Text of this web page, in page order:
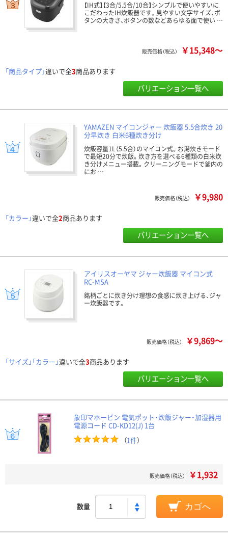
【IH式】【3合/5.5合/10合】シンプルで使いやすいに
こだわったIH炊飯器です。見やすい文字サイズ、ボ
タンの大きさ、ボタンの数などあらゆる面で使い …
販売価格（税込） ￥15,348～
「商品タイプ」違いで全3商品あります
バリエーション一覧へ
YAMAZEN マイコンジャー 炊飯器 5.5合炊き 20
分早炊き 白米6種炊き分け
炊飯容量1L（5.5合）のマイコン式。お湯炊きモード
で最短20分で炊飯。炊き方を選べる6種類の白米炊
き分けメニュー搭載。クリーニングモードで釜内の
にお …
販売価格（税込） ￥9,980
「カラー」違いで全2商品あります
バリエーション一覧へ
アイリスオーヤマ ジャー炊飯器 マイコン式
RC-MSA
銘柄ごとに炊き分け理想の食感に炊き上げる、ジャ
ー炊飯器です。
販売価格（税込） ￥9,869～
「サイズ」「カラー」違いで全3商品あります
バリエーション一覧へ
象印マホービン 電気ポット・炊飯ジャー・加湿器用
電源コード CD-KD12(J) 1台
（1件）
販売価格（税込） ￥1,932
数量 カゴへ